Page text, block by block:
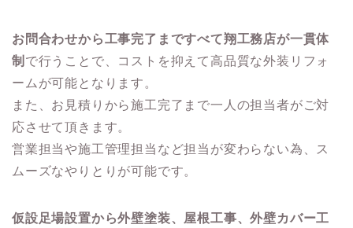
お問合わせから工事完了まですべて翔工務店が一貫体
制 で行うことで、コストを抑えて高品質な外装リフォ
ームが可能となります。
また、お見積りから施工完了まで一人の担当者がご対
応させて頂きます。
営業担当や施工管理担当など担当が変わらない為、ス
ムーズなやりとりが可能です。
仮設足場設置から外壁塗装、屋根工事、外壁カバー工